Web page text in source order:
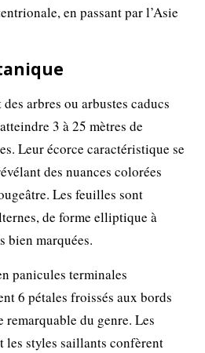
en passant par l’Asie
des arbres ou arbustes caducs
3 à 25 mètres de
Leur écorce caractéristique se
des nuances colorées
Les feuilles sont
de forme elliptique à
bien marquées.
panicules terminales
6 pétales froissés aux bords
du genre. Les
les styles saillants confèrent